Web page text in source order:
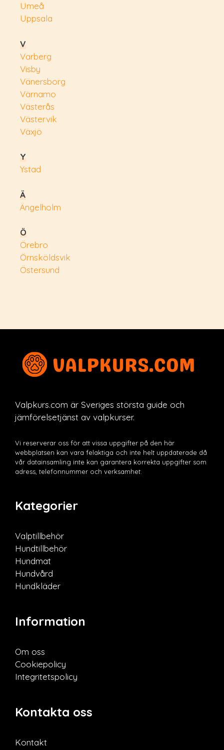
Umeå
Uppsala
V
Varberg
Visby
Vänersborg
Värnamo
Västerås
Västervik
Växjö
Y
Ystad
Ä
Ängelholm
Ö
Örebro
Örnsköldsvik
Östersund
Valpkurs.com är Sveriges största guide och
jämförelsetjänst av valpkurser.
Vi reserverar oss för att vissa uppgifter på den här
webbplatsen kan vara felaktiga och inte helt uppdaterade då
vår datainsamling inte kan garantera korrekta uppgifter som
adress, telefonnummer och verksamhet.
Kategorier
Valptillbehör
Hundtillbehör
Hundmat
Hundvård
Hundkläder
Information
Om oss
Cookiepolicy
Integritetspolicy
Kontakta oss
Kontakt